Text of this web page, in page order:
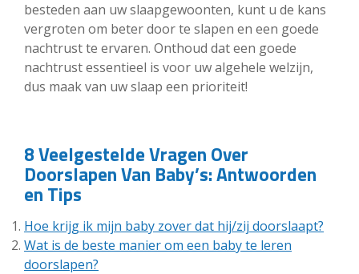
besteden aan uw slaapgewoonten, kunt u de kans
vergroten om beter door te slapen en een goede
nachtrust te ervaren. Onthoud dat een goede
nachtrust essentieel is voor uw algehele welzijn,
dus maak van uw slaap een prioriteit!
8 Veelgestelde Vragen Over
Doorslapen Van Baby’s: Antwoorden
en Tips
Hoe krijg ik mijn baby zover dat hij/zij doorslaapt?
Wat is de beste manier om een baby te leren
doorslapen?